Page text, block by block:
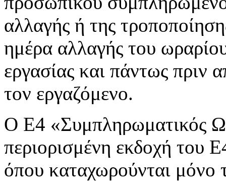
αλλαγής ή της
ημέρα αλλαγής του
εργασίας και πάντως πριν
τον εργαζόμενο.
Ο Ε4 «Συμπληρωματικός
περιορισμένη εκδοχή του
όπου καταχωρούνται